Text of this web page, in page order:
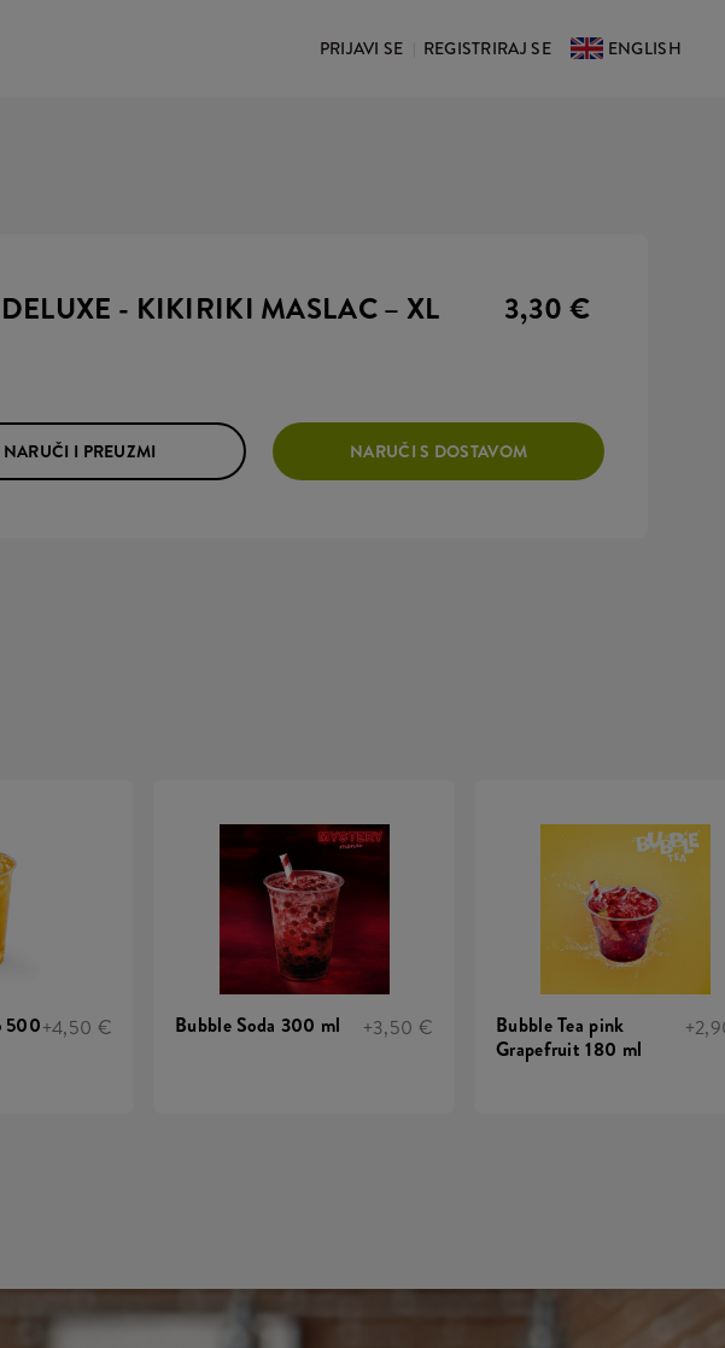
PRIJAVI SE REGISTRIRAJ SE ENGLISH
- KIKIRIKI MASLAC – XL 3,30 €
NARUČI I PREUZMI NARUČI S DOSTAVOM
500+4,50 € Bubble Soda 300 ml +3,50 €
Bubble Tea pink
Grapefruit 180 ml